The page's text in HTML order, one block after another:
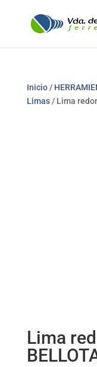
Inicio/
Limas/ Lima
Lima